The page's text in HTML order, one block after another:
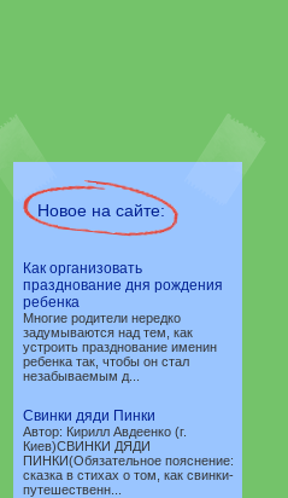
Новое на сайте:
Как организовать
празднование дня рождения
ребенка
Многие родители нередко
задумываются над тем, как
устроить празднование именин
ребенка так, чтобы он стал
незабываемым д...
Свинки дяди Пинки
Автор: Кирилл Авдеенко (г.
Киев)СВИНКИ ДЯДИ
ПИНКИ(Обязательное пояснение:
сказка в стихах о том, как свинки-
путешественн...